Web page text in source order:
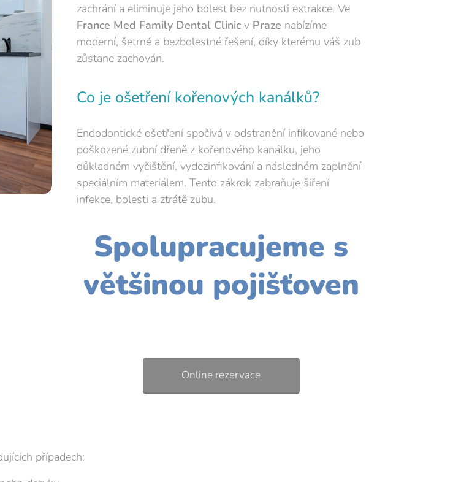
zachrání a eliminuje jeho bolest bez nutnosti extrakce. Ve
France Med Family Dental Clinicv Praze nabízíme
moderní, šetrné a bezbolestné řešení, díky kterému váš zub
zůstane zachován.
Co je ošetření kořenových kanálků?
Endodontické ošetření spočívá v odstranění infikované nebo
poškozené zubní dřeně z kořenového kanálku, jeho
důkladném vyčištění, vydezinfikování a následném zaplnění
speciálním materiálem. Tento zákrok zabraňuje šíření
infekce, bolesti a ztrátě zubu.
Spolupracujeme s
většinou pojišťoven
Online rezervace
případech: